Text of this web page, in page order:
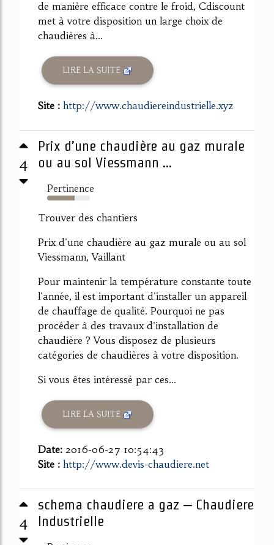
de manière efficace contre le froid, Cdiscount
met à votre disposition un large choix de
chaudières à...
LIRE LA SUITE
Site : http://www.chaudiereindustrielle.xyz
4
Prix d’une chaudière au gaz murale
ou au sol Viessmann ...
Pertinence
64%
Trouver des chantiers
Prix d'une chaudière au gaz murale ou au sol
Viessmann, Vaillant
Pour maintenir la température constante toute
l'année, il est important d'installer un appareil
de chauffage de qualité. Pourquoi ne pas
procéder à des travaux d'installation de
chaudière ? Vous disposez de plusieurs
catégories de chaudières à votre disposition.
Si vous êtes intéressé par ces...
LIRE LA SUITE
Date: 2016-06-27 10:54:43
Site : http://www.devis-chaudiere.net
4
schema chaudiere a gaz – Chaudiere
Industrielle